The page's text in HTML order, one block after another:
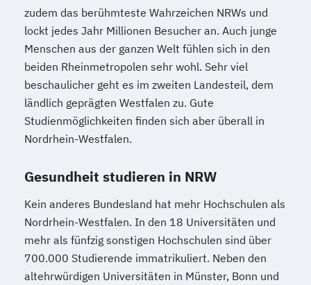
zudem das berühmteste Wahrzeichen NRWs und
lockt jedes Jahr Millionen Besucher an. Auch junge
Menschen aus der ganzen Welt fühlen sich in den
beiden Rheinmetropolen sehr wohl. Sehr viel
beschaulicher geht es im zweiten Landesteil, dem
ländlich geprägten Westfalen zu. Gute
Studienmöglichkeiten finden sich aber überall in
Nordrhein-Westfalen.
Gesundheit studieren in NRW
Kein anderes Bundesland hat mehr Hochschulen als
Nordrhein-Westfalen. In den 18 Universitäten und
mehr als fünfzig sonstigen Hochschulen sind über
700.000 Studierende immatrikuliert. Neben den
altehrwürdigen Universitäten in Münster, Bonn und